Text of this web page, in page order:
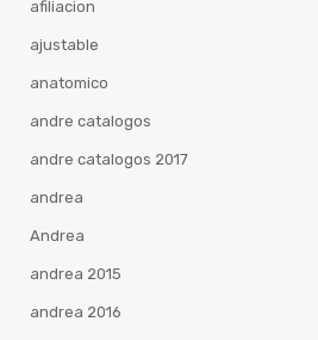
afiliacion
ajustable
anatomico
andre catalogos
andre catalogos 2017
andrea
Andrea
andrea 2015
andrea 2016